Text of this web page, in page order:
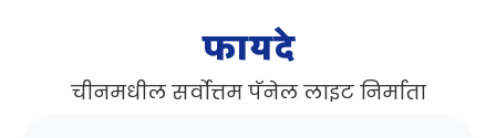
फायदे
चीनमधील सर्वोत्तम पॅनेल लाइट निर्माता